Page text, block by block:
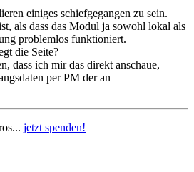
einiges schiefgegangen zu sein.
als dass das Modul ja sowohl lokal als
problemlos funktioniert.
die Seite?
dass ich mir das direkt anschaue,
per PM der an
jetzt spenden!